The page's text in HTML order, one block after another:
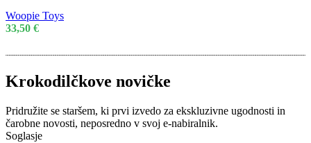
Woopie Toys
33,50 €
Krokodilčkove novičke
Pridružite se staršem, ki prvi izvedo za ekskluzivne ugodnosti in
čarobne novosti, neposredno v svoj e-nabiralnik.
Soglasje